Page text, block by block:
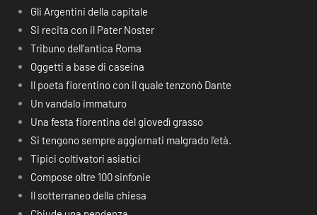
Gli Argentini della capitale
Si recita con il Pater Noster
Tribuno dell’antica Roma
Oggetti a base di caseina
Il poeta fiorentino con il quale tenzonò Dante
Un vandalo immaturo
Una festa fiorentina del giovedì grasso
Si tengono sempre aggiornati malgrado l’età.
Tipici coltivatori asiatici
Compose oltre 100 sinfonie
Il sotterraneo della chiesa